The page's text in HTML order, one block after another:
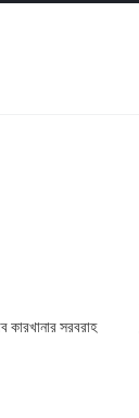
কারখানার সরবরাহ